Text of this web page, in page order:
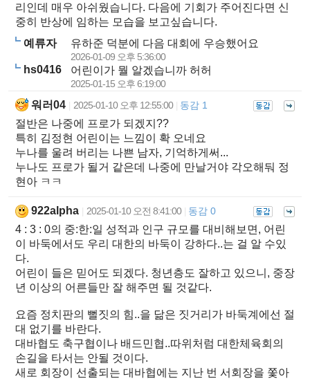
리인데 매우 아쉬웠습니다. 다음에 기회가 주어진다면 신
중히 반상에 임하는 모습을 보고싶습니다.
예류자
유하준 덕분에 다음 대회에 우승했어요
2026-01-09 오후 5:36:00
hs0416 어린이가 뭘 알겠습니까 허허
2025-01-15 오후 6:19:00
워러04 2025-01-10 오후 12:55:00 동감 1
절반은 나중에 프로가 되겠지??
특히 김정현 어린이는 느낌이 확 오네요
누나를 울려 버리는 나쁜 남자, 기억하게써...
누나도 프로가 될거 같은데 나중에 만날거야 각오해둬 정
현아 ㅋㅋ
922alpha 2025-01-10 오전 8:41:00 동감 0
4 : 3 : 0의 중:한:일 성적과 인구 규모를 대비해보면, 어린
이 바둑에서도 우리 대한의 바둑이 강하다..는 걸 알 수있
다.
어린이 들은 믿어도 되겠다. 청년층도 잘하고 있으니, 중장
년 이상의 어른들만 잘 해주면 될 것같다.
요즘 정치판의 뻘짓의 힘..을 닮은 짓거리가 바둑계에선 절
대 없기를 바란다.
대바협도 축구협이나 배드민협..따위처럼 대한체육회의
손길을 타서는 안될 것이다.
새로 회장이 선출되는 대바협에는 지난 번 서회장을 쫓아